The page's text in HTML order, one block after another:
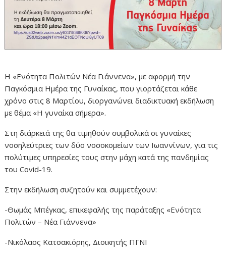
Η «Ενότητα Πολιτών Νέα Γιάννενα», με αφορμή την
Παγκόσμια Ημέρα της Γυναίκας, που γιορτάζεται κάθε
χρόνο στις 8 Μαρτίου, διοργανώνει διαδικτυακή εκδήλωση
με θέμα «Η γυναίκα σήμερα».
Στη διάρκειά της θα τιμηθούν συμβολικά οι γυναίκες
νοσηλεύτριες των δύο νοσοκομείων των Ιωαννίνων, για τις
πολύτιμες υπηρεσίες τους στην μάχη κατά της πανδημίας
του Covid-19.
Στην εκδήλωση συζητούν και συμμετέχουν:
-Θωμάς Μπέγκας, επικεφαλής της παράταξης «Ενότητα
Πολιτών – Νέα Γιάννενα»
-Νικόλαος Κατσακιόρης, Διοικητής ΠΓΝΙ